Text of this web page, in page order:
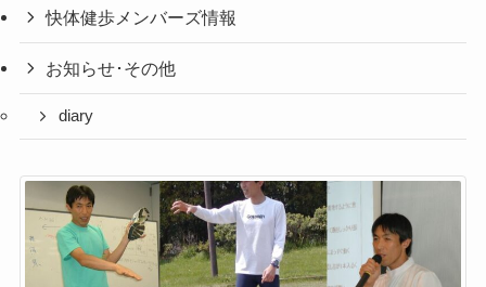
快体健歩メンバーズ情報
お知らせ･その他
diary